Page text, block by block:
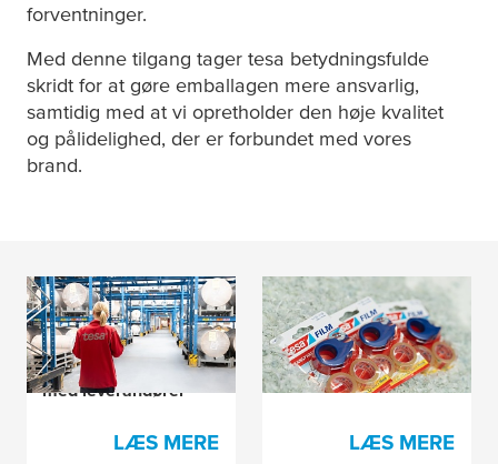
forventninger.
Med denne tilgang tager tesa betydningsfulde
skridt for at gøre emballagen mere ansvarlig,
samtidig med at vi opretholder den høje kvalitet
og pålidelighed, der er forbundet med vores
brand.
Drivning af cirkulær
emballage gennem
stærkt samarbejde
med leverandører
LÆS MERE
Ikke alle PCR'er er
ens
LÆS MERE